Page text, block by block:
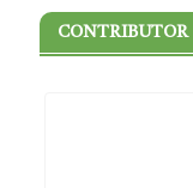
CONTRIBUTOR